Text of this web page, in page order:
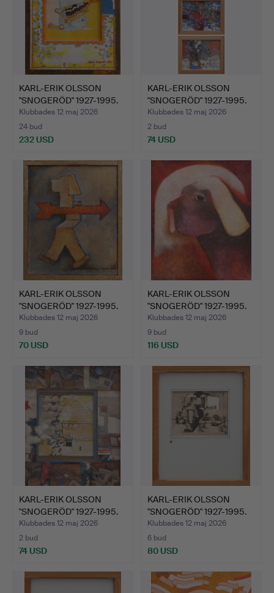
KARL-ERIK OLSSON
"SNOGERÖD" 1927-1995.
BLA…
Klubbades 12 maj 2026
24 bud
232 USD
KARL-ERIK OLSSON
"SNOGERÖD" 1927-1995.
BLA…
Klubbades 12 maj 2026
2 bud
74 USD
KARL-ERIK OLSSON
"SNOGERÖD" 1927-1995.
MET…
Klubbades 12 maj 2026
9 bud
70 USD
KARL-ERIK OLSSON
"SNOGERÖD" 1927-1995.
OLJ…
Klubbades 12 maj 2026
9 bud
116 USD
KARL-ERIK OLSSON
"SNOGERÖD" 1927-1995.
BLA…
Klubbades 12 maj 2026
2 bud
74 USD
KARL-ERIK OLSSON
"SNOGERÖD" 1927-1995.
ETS…
Klubbades 12 maj 2026
6 bud
80 USD